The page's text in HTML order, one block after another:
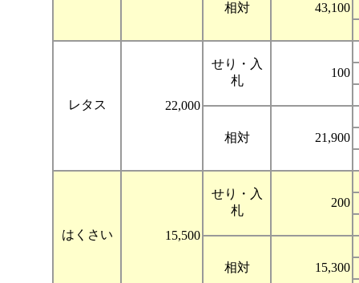
相対 43,100
レタス 22,000
せり・入
札
100
相対 21,900
はくさい 15,500
せり・入
札
200
相対 15,300